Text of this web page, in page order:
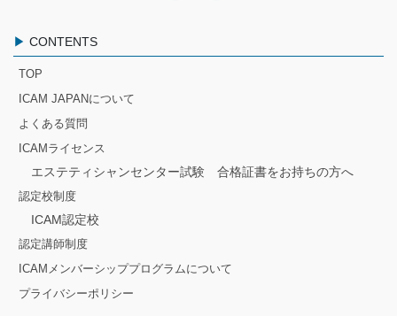
CONTENTS
TOP
ICAM JAPANについて
よくある質問
ICAMライセンス
エステティシャンセンター試験 合格証書をお持ちの方へ
認定校制度
ICAM認定校
認定講師制度
ICAMメンバーシッププログラムについて
プライバシーポリシー